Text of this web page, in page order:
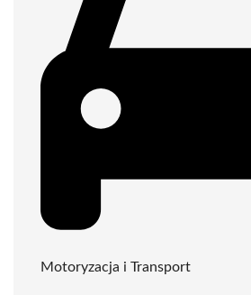
Motoryzacja i Transport